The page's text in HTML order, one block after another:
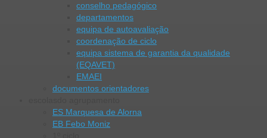
conselho pedagógico
departamentos
equipa de autoavaliação
coordenação de ciclo
equipa sistema de garantia da qualidade
(EQAVET)
EMAEI
documentos orientadores
ES Marquesa de Alorna
EB Febo Moniz